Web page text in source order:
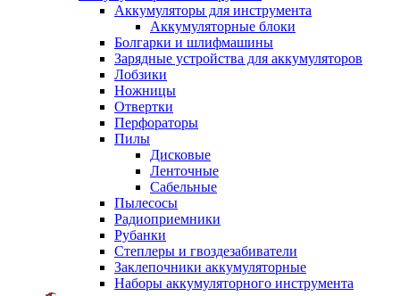
Аккумуляторы для инструмента
Аккумуляторные блоки
Болгарки и шлифмашины
Зарядные устройства для аккумуляторов
Лобзики
Ножницы
Отвертки
Перфораторы
Пилы
Дисковые
Ленточные
Сабельные
Пылесосы
Радиоприемники
Рубанки
Степлеры и гвоздезабиватели
Заклепочники аккумуляторные
Наборы аккумуляторного инструмента